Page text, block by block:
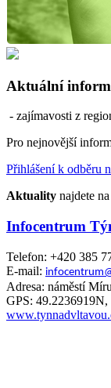
Aktuální
- zajímavosti z
Pro nejnovější
Přihlášení k odběru
Aktuality najdete
Infocentrum
Telefon: +420 385
E-mail:
Adresa: náměstí
GPS: 49.2236919N,